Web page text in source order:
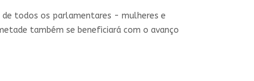
de todos os parlamentares - mulheres e
também se beneficiará com o avanço